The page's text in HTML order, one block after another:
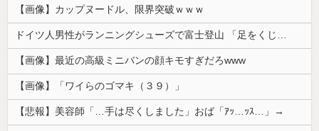
【画像】カップヌードル、限界突破ｗｗｗ
ドイツ人男性がランニングシューズで富士登山 「足をくじいて動けない」
【画像】最近の高級ミニバンの顔キモすぎだろwww
【画像】「ワイらのゴマキ（３９）」
【悲報】美容師「…手は尽くしました」おば「ｱｯ…ｯｽ…」→